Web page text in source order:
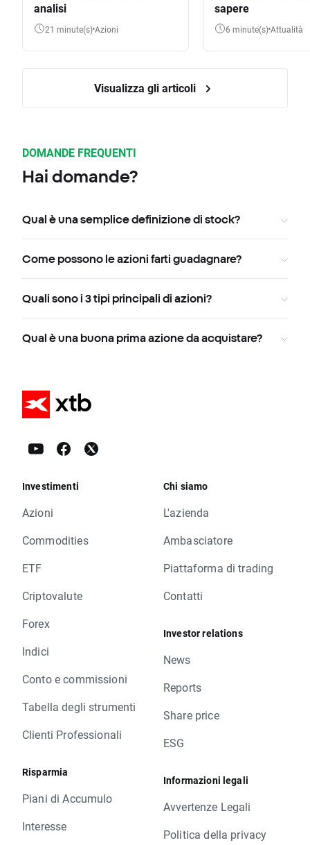
analisi
21 minute(s) Azioni
sapere
6 minute(s) Attualità
Visualizza gli articoli
DOMANDE FREQUENTI
Hai domande?
Qual è una semplice definizione di stock?
Come possono le azioni farti guadagnare?
Quali sono i 3 tipi principali di azioni?
Qual è una buona prima azione da acquistare?
Investimenti
Azioni
Commodities
ETF
Criptovalute
Forex
Indici
Conto e commissioni
Tabella degli strumenti
Clienti Professionali
Risparmia
Piani di Accumulo
Interesse
Chi siamo
L'azienda
Ambasciatore
Piattaforma di trading
Contatti
Investor relations
News
Reports
Share price
ESG
Informazioni legali
Avvertenze Legali
Politica della privacy